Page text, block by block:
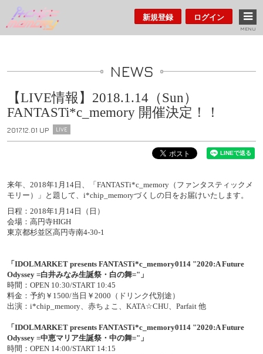
新規登録 ログイン
MENU
NEWS
【LIVE情報】2018.1.14（Sun）
FANTASTi*c_memory 開催決定！！
2017.12.01 UP LIVE
来年、2018年1月14日、「FANTASTi*c_memory（ファンタスティックメ
モリー）」と題して、i*chip_memoryづくしの日をお届けいたします。
日程：2018年1月14日（日）
会場：高円寺HIGH
東京都杉並区高円寺南4-30-1
「IDOLMARKET presents FANTASTi*c_memory0114 "2020:A Future
Odyssey =白井みなみ生誕祭・白の舞="」
時間：OPEN 10:30/START 10:45
料金：予約￥1500/当日￥2000（ドリンク代別途）
出演：i*chip_memory、赤ちょこ、KATA☆CHU、Parfait 他
「IDOLMARKET presents FANTASTi*c_memory0114 "2020:A Future
Odyssey =中恵マリア生誕祭・中の舞="」
時間：OPEN 14:00/START 14:15